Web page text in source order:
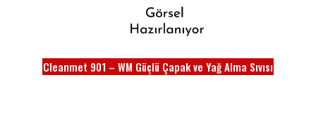
Cleanmet 901 – WM Güçlü Çapak ve Yağ Alma Sıvısı